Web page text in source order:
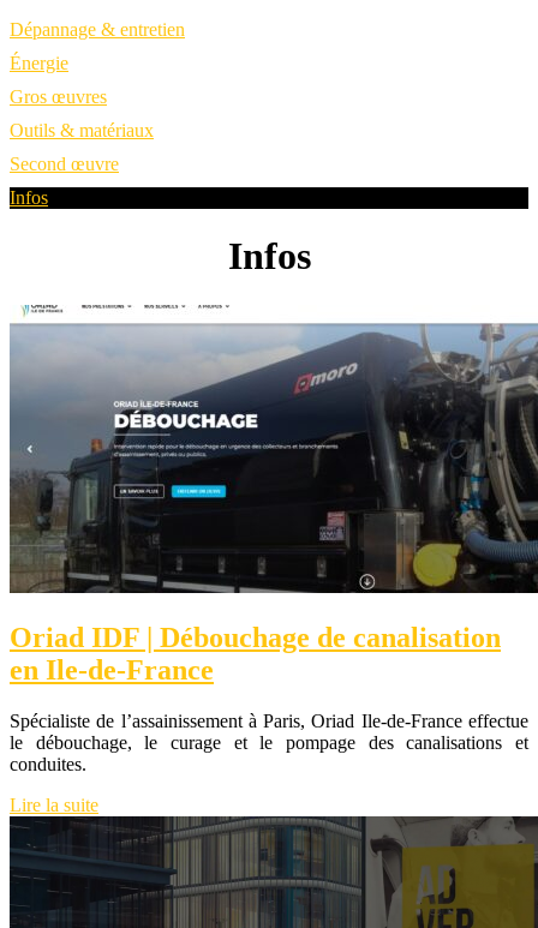
Dépannage & entretien
Énergie
Gros œuvres
Outils & matériaux
Second œuvre
Infos
Infos
Oriad IDF | Débouchage de canalisation
en Ile-de-France
Spécialiste de l’assainissement à Paris, Oriad Ile-de-France effectue
le débouchage, le curage et le pompage des canalisations et
conduites.
Lire la suite